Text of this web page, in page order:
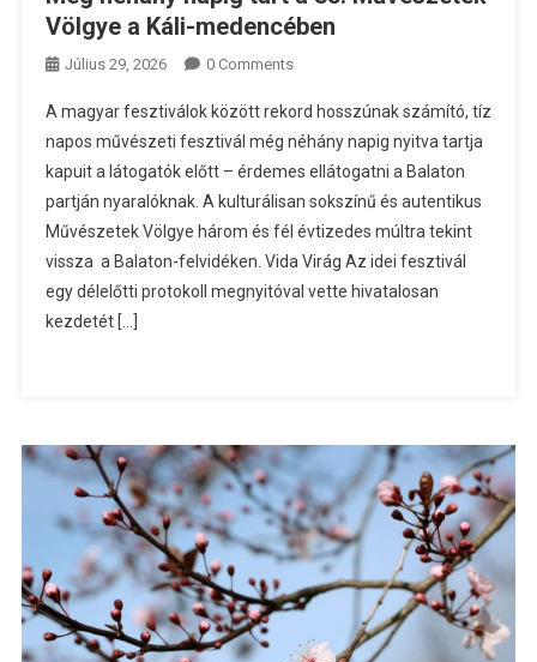
Völgye a Káli-medencében
Július 29, 2026 0 Comments
A magyar fesztiválok között rekord hosszúnak számító, tíz
napos művészeti fesztivál még néhány napig nyitva tartja
kapuit a látogatók előtt – érdemes ellátogatni a Balaton
partján nyaralóknak. A kulturálisan sokszínű és autentikus
Művészetek Völgye három és fél évtizedes múltra tekint
vissza a Balaton-felvidéken. Vida Virág Az idei fesztivál
egy délelőtti protokoll megnyitóval vette hivatalosan
kezdetét […]